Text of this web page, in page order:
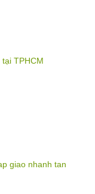
TPHCM
giao nhanh tan